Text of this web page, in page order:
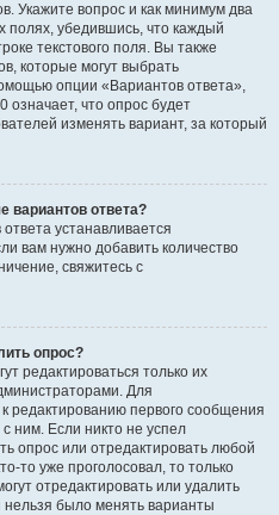
Укажите вопрос и как минимум два
полях, убедившись, что каждый
текстового поля. Вы также
которые могут выбрать
опции «Вариантов ответа»,
означает, что опрос будет
изменять вариант, за который
вариантов ответа?
устанавливается
вам нужно добавить количество
свяжитесь с
опрос?
редактироваться только их
Для
редактированию первого сообщения
ним. Если никто не успел
опрос или отредактировать любой
то уже проголосовал, то только
отредактировать или удалить
нельзя было менять варианты